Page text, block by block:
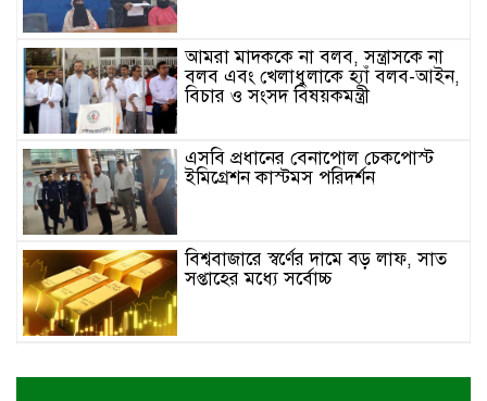
আমরা মাদককে না বলব, সন্ত্রাসকে না
বলব এবং খেলাধুলাকে হ্যাঁ বলব-আইন,
বিচার ও সংসদ বিষয়কমন্ত্রী
এসবি প্রধানের বেনাপোল চেকপোস্ট
ইমিগ্রেশন কাস্টমস পরিদর্শন
বিশ্ববাজারে স্বর্ণের দামে বড় লাফ, সাত
সপ্তাহের মধ্যে সর্বোচ্চ
বিকল: ৭ ঘণ্টা ধরে বিমানে আটকা ২৬০